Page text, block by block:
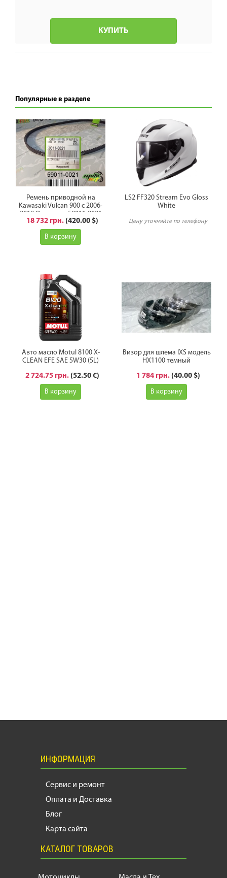
КУПИТЬ
Популярные в разделе
Ремень приводной на
Kawasaki Vulcan 900 с 2006-
2019 Оригинал 59011-0021
18 732 грн. (420.00 $)
В корзину
LS2 FF320 Stream Evo Gloss
White
Цену уточняйте по телефону
Авто масло Motul 8100 X-
CLEAN EFE SAE 5W30 (5L)
2 724.75 грн. (52.50 €)
В корзину
Визор для шлема IXS модель
HX1100 темный
1 784 грн. (40.00 $)
В корзину
ИНФОРМАЦИЯ
Сервис и ремонт
Оплата и Доставка
Блог
Карта сайта
КАТАЛОГ ТОВАРОВ